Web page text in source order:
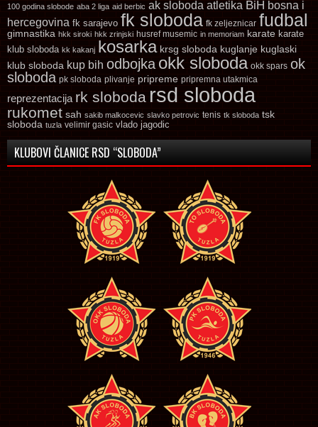
100 godina slobode aba 2 liga aid berbic ak sloboda atletika BiH bosna i
hercegovina fk sarajevo fk sloboda fk zeljeznicar fudbal
gimnastika hkk siroki hkk zrinjski husref musemic in memoriam karate karate
klub sloboda kk kakanj kosarka krsg sloboda kuglanje kuglaski
klub sloboda kup bih odbojka okk sloboda okk spars ok
sloboda pk sloboda plivanje pripreme pripremna utakmica
reprezentacija rk sloboda rsd sloboda
rukomet sah sakib malkocevic slavko petrovic tenis tk sloboda tsk
sloboda tuzla velimir gasic vlado jagodic
KLUBOVI ČLANICE RSD “SLOBODA”